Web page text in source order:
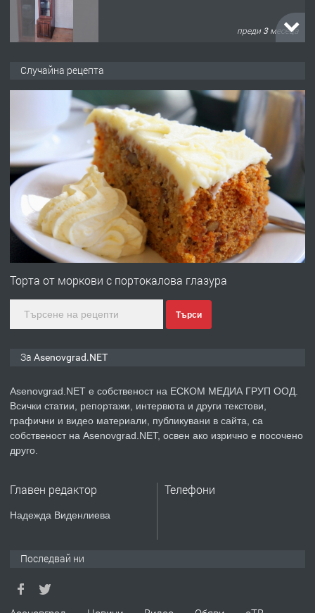
преди 3 месеца
преди 10 месеца
ПРЕДЛАГА
Професионална броячна машина -
със сертификат от ЕЦБ
преди 1 година
ПРЕДЛАГА
Професионална зеленчукорезачка
преди 2 години
ПРЕДЛАГА
Давам индивидуалани уроци по
ремонт на покриви
Случайна рецепта
Торта от моркови с портокалова глазура
Търси
За Asenovgrad.NET
Asenovgrad.NET е собственост на ЕСКОМ МЕДИА ГРУП ООД.
Всички статии, репортажи, интервюта и други текстови,
графични и видео материали, публикувани в сайта, са
собственост на Asenovgrad.NET, освен ако изрично е посочено
друго.
Главен редактор
Надежда Виденлиева
Телефони
Последвай ни